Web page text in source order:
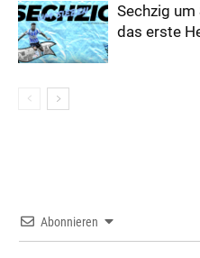
Sechzig um
das erste
Abonnieren